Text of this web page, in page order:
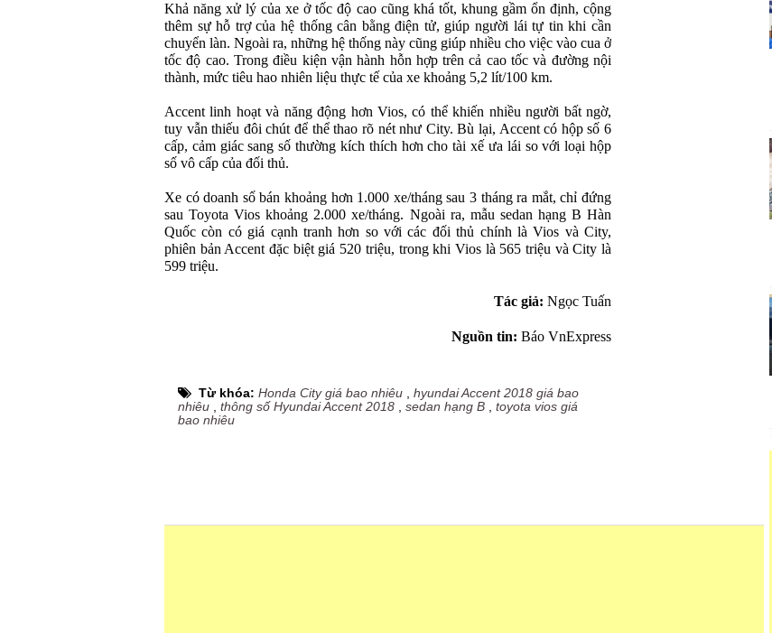
Khả năng xử lý của xe ở tốc độ cao cũng khá tốt, khung gầm ổn định, cộng
thêm sự hỗ trợ của hệ thống cân bằng điện tử, giúp người lái tự tin khi cần
chuyển làn. Ngoài ra, những hệ thống này cũng giúp nhiều cho việc vào cua ở
tốc độ cao. Trong điều kiện vận hành hỗn hợp trên cả cao tốc và đường nội
thành, mức tiêu hao nhiên liệu thực tế của xe khoảng 5,2 lít/100 km.
Accent linh hoạt và năng động hơn Vios, có thể khiến nhiều người bất ngờ,
tuy vẫn thiếu đôi chút để thể thao rõ nét như City. Bù lại, Accent có hộp số 6
cấp, cảm giác sang số thường kích thích hơn cho tài xế ưa lái so với loại hộp
số vô cấp của đối thủ.
Xe có doanh số bán khoảng hơn 1.000 xe/tháng sau 3 tháng ra mắt, chỉ đứng
sau Toyota Vios khoảng 2.000 xe/tháng. Ngoài ra, mẫu sedan hạng B Hàn
Quốc còn có giá cạnh tranh hơn so với các đối thủ chính là Vios và City,
phiên bản Accent đặc biệt giá 520 triệu, trong khi Vios là 565 triệu và City là
599 triệu.
Tác giả: Ngọc Tuấn
Nguồn tin: Báo VnExpress
Từ khóa: Honda City giá bao nhiêu
hyundai Accent 2018 giá bao
nhiêu
thông số Hyundai Accent 2018 sedan hạng B
toyota vios giá
bao nhiêu